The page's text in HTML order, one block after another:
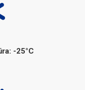
-25°C